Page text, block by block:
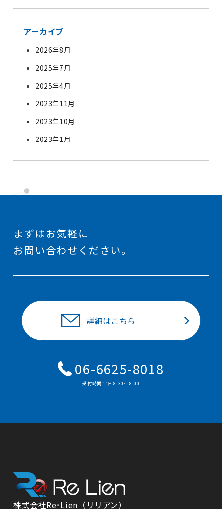
アーカイブ
2026年8月
2025年7月
2025年4月
2023年11月
2023年10月
2023年1月
まずはお気軽に
お問い合わせください。
詳細はこちら
06-6625-8018
受付時間 平⽇ 8:30~18:00
株式会社Re･Lien（リリアン）